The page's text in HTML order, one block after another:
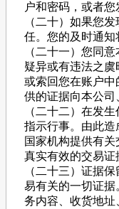
户和密码，或者
（二十）如果您
任。您的及时通知
（二十一）您同
疑异或有违法之
或索回您在账户
供的证据向本公
（二十二）在发
指示行事。由此
国家机构提供有
真实有效的交易
（二十三）证据
易有关的一切证
务内容、收货地址